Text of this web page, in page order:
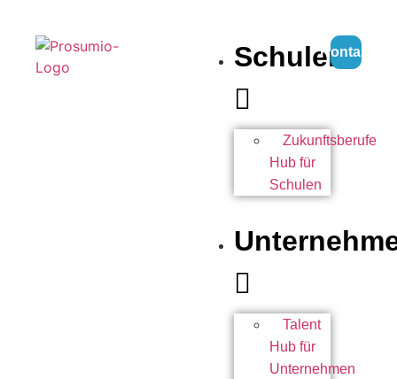
Schulen
Zukunftsberufe
Hub für
Schulen
Talent
Hub für
Unternehmen
Kontakt